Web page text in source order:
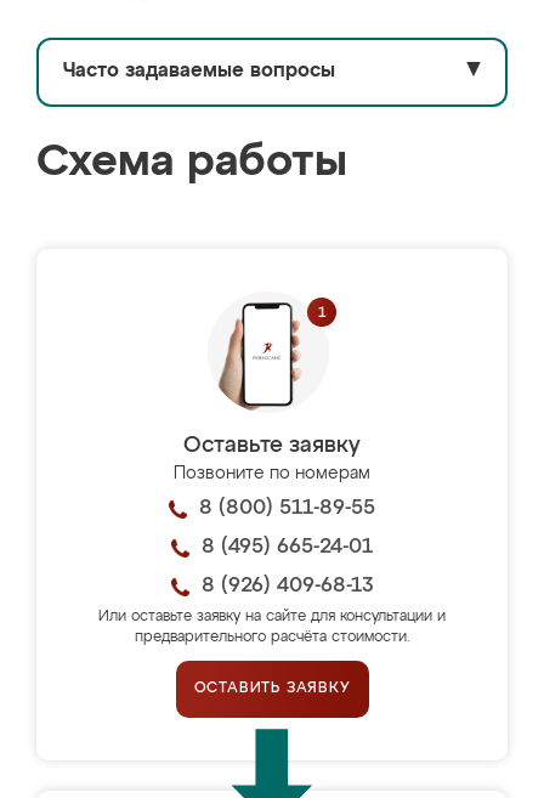
Часто задаваемые вопросы ▼
Схема работы
Оставьте заявку
Позвоните по номерам
8 (800) 511-89-55
8 (495) 665-24-01
8 (926) 409-68-13
Или оставьте заявку на сайте для консультации и
предварительного расчёта стоимости.
ОСТАВИТЬ ЗАЯВКУ